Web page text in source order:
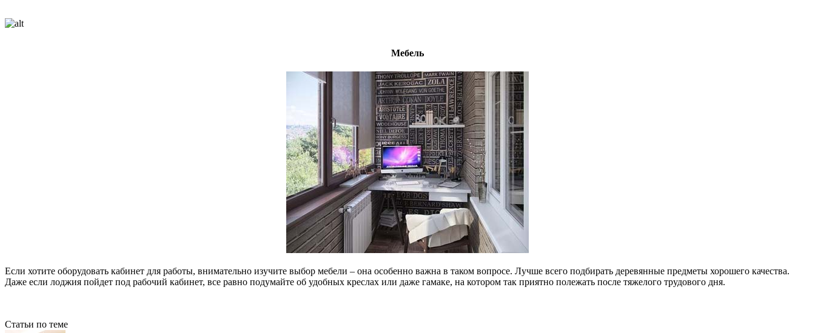
Мебель
Если хотите оборудовать кабинет для работы, внимательно изучите выбор мебели – она особенно важна в таком вопросе. Лучше всего подбирать деревянные предметы хорошего качества.
Даже если лоджия пойдет под рабочий кабинет, все равно подумайте об удобных креслах или даже гамаке, на котором так приятно полежать после тяжелого трудового дня.
Статьи по теме